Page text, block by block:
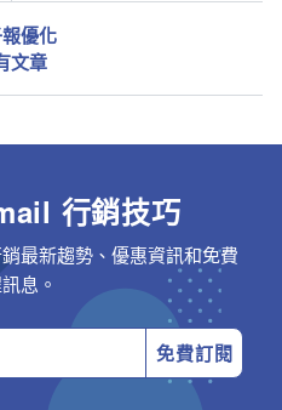
優化
文章
行銷技巧
最新趨勢、優惠資訊和免費
息。
免費訂閱